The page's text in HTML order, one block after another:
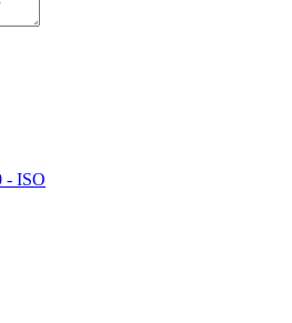
- ISO